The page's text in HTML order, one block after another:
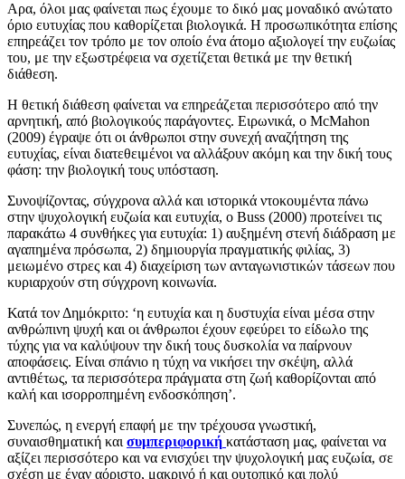
Αρα, όλοι μας φαίνεται πως έχουμε το δικό μας μοναδικό ανώτατο
όριο ευτυχίας που καθορίζεται βιολογικά. Η προσωπικότητα επίσης
επηρεάζει τον τρόπο με τον οποίο ένα άτομο αξιολογεί την ευζωίας
του, με την εξωστρέφεια να σχετίζεται θετικά με την θετική
διάθεση.
Η θετική διάθεση φαίνεται να επηρεάζεται περισσότερο από την
αρνητική, από βιολογικούς παράγοντες. Ειρωνικά, ο McMahon
(2009) έγραψε ότι οι άνθρωποι στην συνεχή αναζήτηση της
ευτυχίας, είναι διατεθειμένοι να αλλάξουν ακόμη και την δική τους
φάση: την βιολογική τους υπόσταση.
Συνοψίζοντας, σύγχρονα αλλά και ιστορικά ντοκουμέντα πάνω
στην ψυχολογική ευζωία και ευτυχία, ο Buss (2000) προτείνει τις
παρακάτω 4 συνθήκες για ευτυχία: 1) αυξημένη στενή διάδραση με
αγαπημένα πρόσωπα, 2) δημιουργία πραγματικής φιλίας, 3)
μειωμένο στρες και 4) διαχείριση των ανταγωνιστικών τάσεων που
κυριαρχούν στη σύγχρονη κοινωνία.
Κατά τον Δημόκριτο: ‘η ευτυχία και η δυστυχία είναι μέσα στην
ανθρώπινη ψυχή και οι άνθρωποι έχουν εφεύρει το είδωλο της
τύχης για να καλύψουν την δική τους δυσκολία να παίρνουν
αποφάσεις. Είναι σπάνιο η τύχη να νικήσει την σκέψη, αλλά
αντιθέτως, τα περισσότερα πράγματα στη ζωή καθορίζονται από
καλή και ισορροπημένη ενδοσκόπηση’.
Συνεπώς, η ενεργή επαφή με την τρέχουσα γνωστική,
συναισθηματική και συμπεριφορική κατάσταση μας, φαίνεται να
αξίζει περισσότερο και να ενισχύει την ψυχολογική μας ευζωία, σε
σχέση με έναν αόριστο, μακρινό ή και ουτοπικό και πολύ